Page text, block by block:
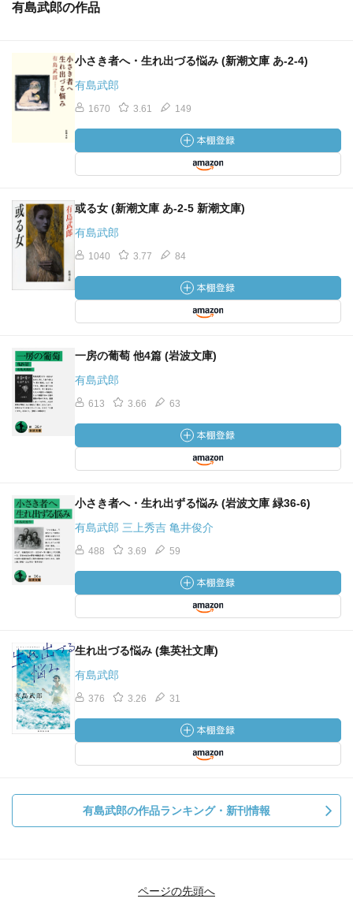
有島武郎の作品
小さき者へ・生れ出づる悩み (新潮文庫 あ-2-4)
有島武郎
1670 3.61 149
或る女 (新潮文庫 あ-2-5 新潮文庫)
有島武郎
1040 3.77 84
一房の葡萄 他4篇 (岩波文庫)
有島武郎
613 3.66 63
小さき者へ・生れ出ずる悩み (岩波文庫 緑36-6)
有島武郎 三上秀吉 亀井俊介
488 3.69 59
生れ出づる悩み (集英社文庫)
有島武郎
376 3.26 31
有島武郎の作品ランキング・新刊情報
ページの先頭へ